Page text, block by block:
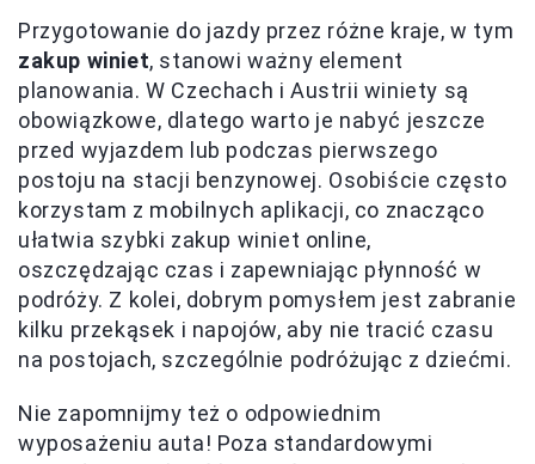
Przygotowanie do jazdy przez różne kraje, w tym
zakup winiet, stanowi ważny element
planowania. W Czechach i Austrii winiety są
obowiązkowe, dlatego warto je nabyć jeszcze
przed wyjazdem lub podczas pierwszego
postoju na stacji benzynowej. Osobiście często
korzystam z mobilnych aplikacji, co znacząco
ułatwia szybki zakup winiet online,
oszczędzając czas i zapewniając płynność w
podróży. Z kolei, dobrym pomysłem jest zabranie
kilku przekąsek i napojów, aby nie tracić czasu
na postojach, szczególnie podróżując z dziećmi.
Nie zapomnijmy też o odpowiednim
wyposażeniu auta! Poza standardowymi